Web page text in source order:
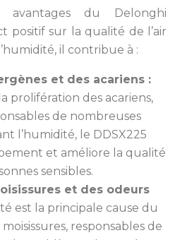
avantages du Delonghi
positif sur la qualité de l’air
il contribue à :
et des acariens :
prolifération des acariens,
de nombreuses
l’humidité, le DDSX225
et améliore la qualité
sensibles.
et des odeurs
est la principale cause du
responsables de